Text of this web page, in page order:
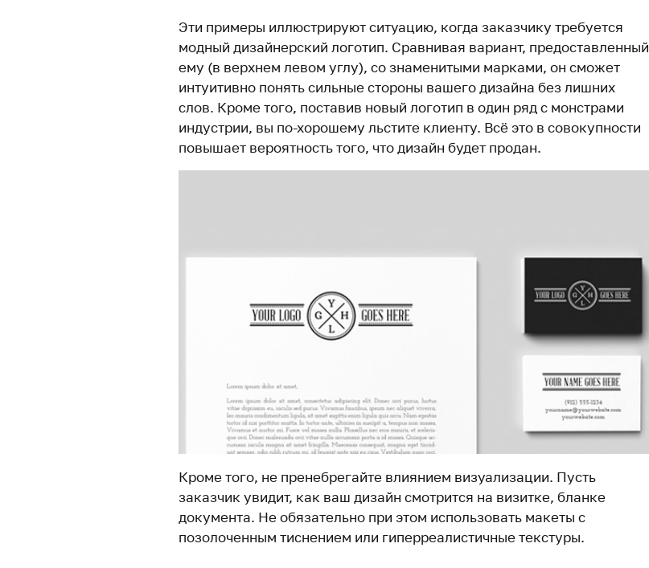
Эти примеры иллюстрируют ситуацию, когда заказчику требуется
модный дизайнерский логотип. Сравнивая вариант, предоставленный
ему (в верхнем левом углу), со знаменитыми марками, он сможет
интуитивно понять сильные стороны вашего дизайна без лишних
слов. Кроме того, поставив новый логотип в один ряд с монстрами
индустрии, вы по-хорошему льстите клиенту. Всё это в совокупности
повышает вероятность того, что дизайн будет продан.
Кроме того, не пренебрегайте влиянием визуализации. Пусть
заказчик увидит, как ваш дизайн смотрится на визитке, бланке
документа. Не обязательно при этом использовать макеты с
позолоченным тиснением или гиперреалистичные текстуры.